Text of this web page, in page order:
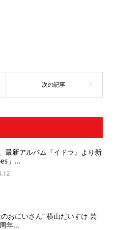
最新アルバム『イドラ』より新
」...
おにいさん” 横山だいすけ 芸
年...